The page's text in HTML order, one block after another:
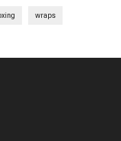
wraps